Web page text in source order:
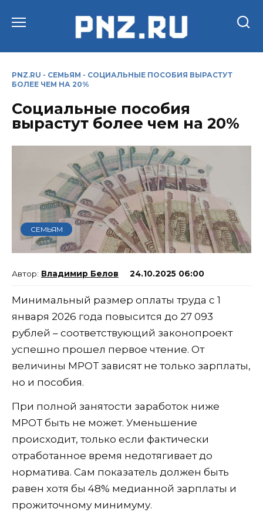
PNZ.RU - СЕМЬЯМ - СОЦИАЛЬНЫЕ ПОСОБИЯ ВЫРАСТУТ
БОЛЕЕ ЧЕМ НА 20%
Социальные пособия
вырастут более чем на 20%
СЕМЬЯМ
Владимир Белов 24.10.2025 06:00
Минимальный размер оплаты труда с 1
января 2026 года повысится до 27 093
рублей – соответствующий законопроект
успешно прошел первое чтение. От
величины МРОТ зависят не только зарплаты,
но и пособия.
При полной занятости заработок ниже
МРОТ быть не может. Уменьшение
происходит, только если фактически
отработанное время недотягивает до
норматива. Сам показатель должен быть
равен хотя бы 48% медианной зарплаты и
прожиточному минимуму.